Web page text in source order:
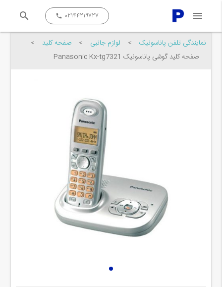
close menu ۰۲۱۴۴۲۱۹۷۲۷ call
search
نمایندگی تلفن پاناسونیک > لوازم جانبی > صفحه کلید
>
صفحه کلید گوشی پاناسونیک Panasonic Kx-tg7321